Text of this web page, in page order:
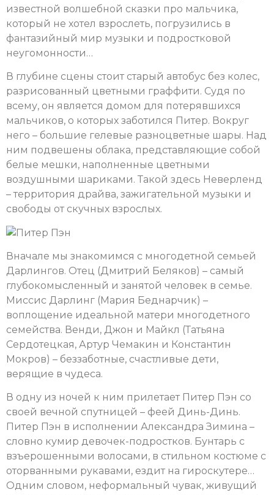
известной волшебной сказки про мальчика,
который не хотел взрослеть, погрузились в
фантазийный мир музыки и подростковой
неугомонности…
В глубине сцены стоит старый автобус без колес,
разрисованный цветными граффити. Судя по
всему, он является домом для потерявшихся
мальчиков, о которых заботился Питер. Вокруг
него – большие гелевые разноцветные шары. Над
ним подвешены облака, представляющие собой
белые мешки, наполненные цветными
воздушными шариками. Такой здесь Неверленд
– территория драйва, зажигательной музыки и
свободы от скучных взрослых.
Вначале мы знакомимся с многодетной семьей
Дарлингов. Отец (Дмитрий Беляков) – самый
глубокомысленный и занятой человек в семье.
Миссис Дарлинг (Мария Беднарчик) –
воплощение идеальной матери многодетного
семейства. Венди, Джон и Майкл (Татьяна
Сердотецкая, Артур Чемакин и Константин
Мокров) – беззаботные, счастливые дети,
верящие в чудеса.
В одну из ночей к ним прилетает Питер Пэн со
своей вечной спутницей – феей Динь-Динь.
Питер Пэн в исполнении Александра Зимина –
словно кумир девочек-подростков. Бунтарь с
взъерошенными волосами, в стильном костюме с
оторванными рукавами, ездит на гироскутере…
Одним словом, неформальный чувак, живущий